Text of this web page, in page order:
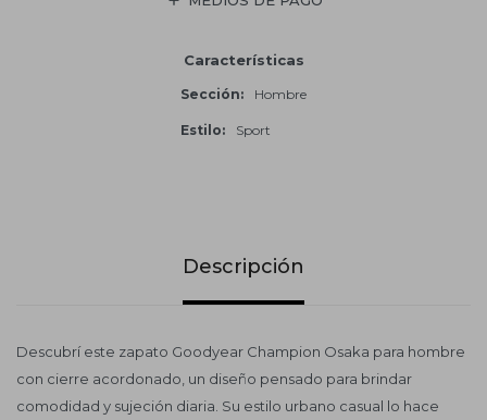
Características
Sección Hombre
Estilo Sport
Descripción
Descubrí este zapato Goodyear Champion Osaka para hombre
con cierre acordonado, un diseño pensado para brindar
comodidad y sujeción diaria. Su estilo urbano casual lo hace